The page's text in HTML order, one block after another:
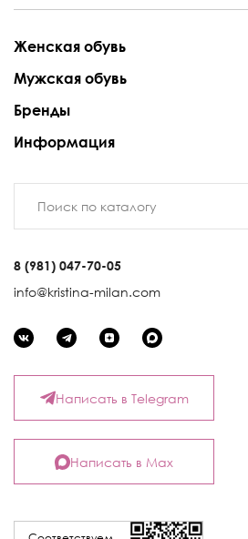
Женская обувь
Мужская обувь
Бренды
Информация
8 (981) 047-70-05
info@kristina-milan.com
Написать в Telegram
Написать в Max